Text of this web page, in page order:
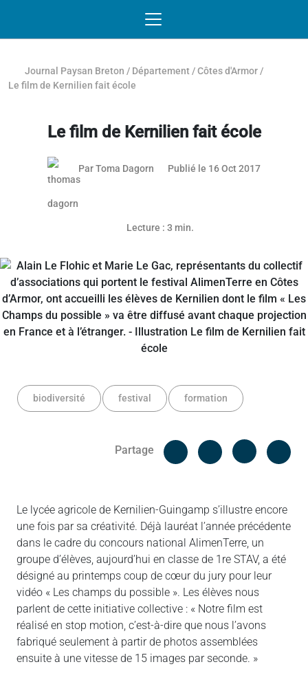
Journal Paysan Breton / Département /Côtes d'Armor /
Le film de Kernilien fait école
Le film de Kernilien fait école
ParToma Dagorn Publié le 16 Oct 201716
Lecture : 3 min.
biodiversité festival formation
Partage
Facebook
Le lycée agricole de Kernilien-Guingamp s’illustre encore
une fois par sa créativité. Déjà lauréat l’année précédente
dans le cadre du concours national AlimenTerre, un
groupe d’élèves, aujourd’hui en classe de 1re STAV, a été
désigné au printemps coup de cœur du jury pour leur
vidéo « Les champs du possible ». Les élèves nous
parlent de cette initiative collective : « Notre film est
réalisé en stop motion, c’est-à-dire que nous l’avons
fabriqué seulement à partir de photos assemblées
ensuite à une vitesse de 15 images par seconde. »